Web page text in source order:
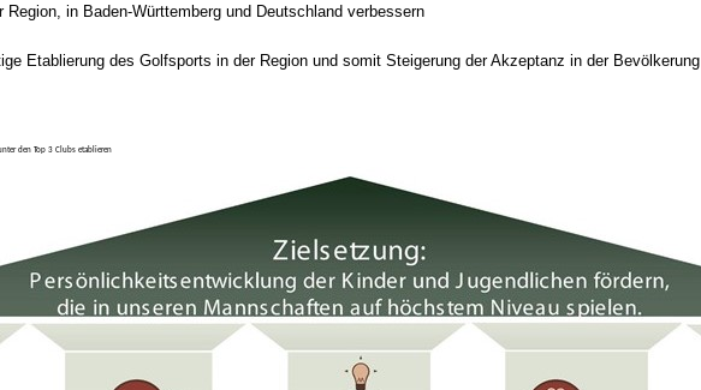
Region, in Baden-Württemberg und Deutschland verbessern
Etablierung des Golfsports in der Region und somit Steigerung der Akzeptanz in der Bevölkerung
den Top 3 Clubs etablieren